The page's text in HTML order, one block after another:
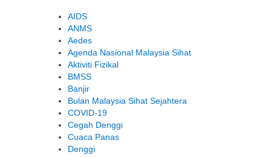
AIDS
ANMS
Aedes
Agenda Nasional Malaysia Sihat
Aktiviti Fizikal
BMSS
Banjir
Bulan Malaysia Sihat Sejahtera
COVID-19
Cegah Denggi
Cuaca Panas
Denggi